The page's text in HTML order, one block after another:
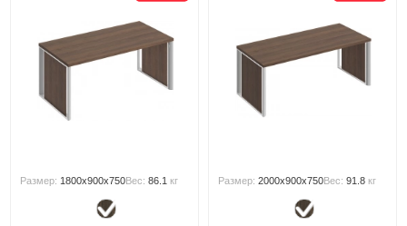
Размер: 1800x900x750Вес:86.1 кг Размер:2000x900x750Вес:91.8 кг